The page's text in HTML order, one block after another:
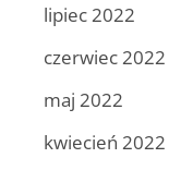
lipiec 2022
czerwiec 2022
maj 2022
kwiecień 2022